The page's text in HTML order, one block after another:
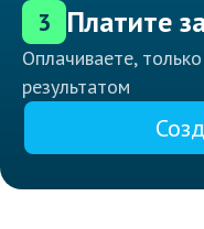
3 Платите
Оплачиваете,
результатом